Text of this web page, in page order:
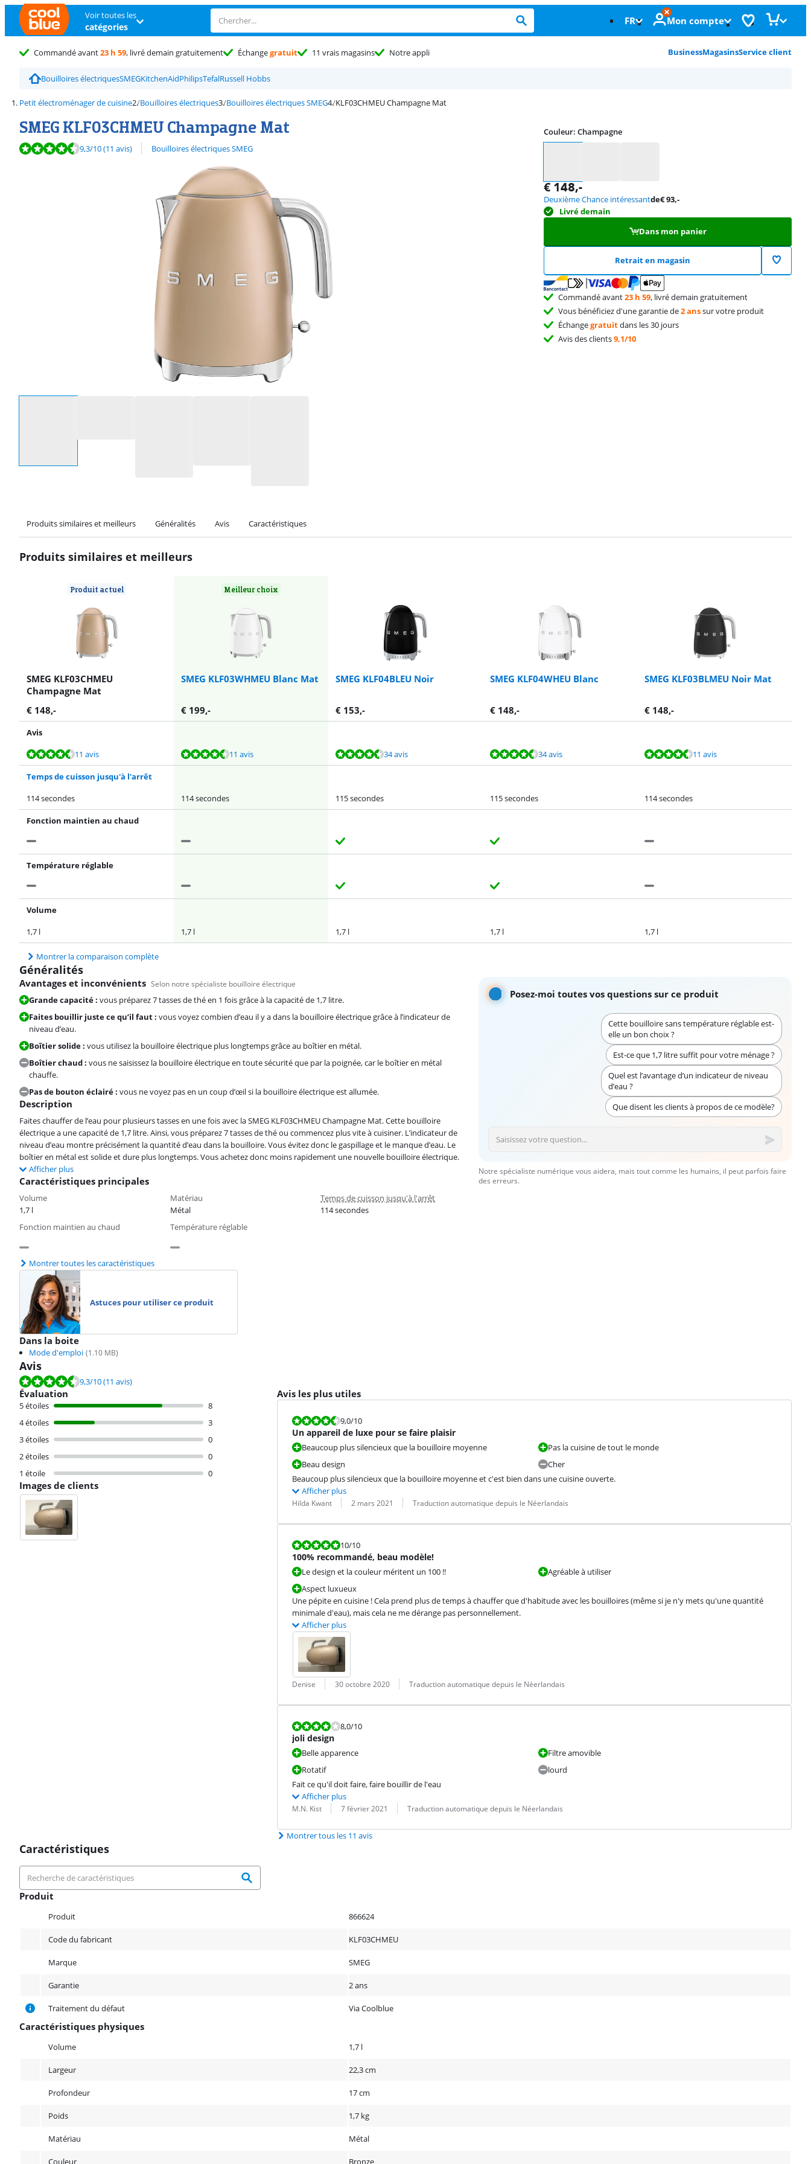
Voir toutes les
catégories FR Mon compte
Commandé avant23 h 59, livré demain gratuitement Échangegratuit 11 vrais magasins Notre appli BusinessMagasinsService client
Bouilloires électriquesSMEGKitchenAidPhilipsTefalRussell Hobbs
Petit électroménager de cuisine Bouilloires électriques Bouilloires électriques SMEG KLF03CHMEU Champagne Mat
SMEG KLF03CHMEU Champagne Mat
La note est de 9,3 sur 10, basée sur 11 avis.
9,3/10(11 avis)
Découvrez l'ensemble des Bouilloires électriques SMEG
Couleur:Champagne
€148,-
Deuxième Chance intéressantde€93,-
Livré demain
Dans mon panier
Retrait en magasin
Commandé avant23 h 59, livré demain gratuitement
Vous bénéficiez d'une garantie de2 anssur votre produit
Échangegratuitdans les 30 jours
Avis des clients9,1/10
Produits similaires et meilleurs Généralités Avis Caractéristiques
Produits similaires et meilleurs
Produit actuel
SMEG KLF03CHMEU
Champagne Mat
Meilleur choix
SMEG KLF03WHMEU Blanc Mat SMEG KLF04BLEU Noir SMEG KLF04WHEU Blanc SMEG KLF03BLMEU Noir Mat
€ 148,- € 199,- € 153,- € 148,- € 148,-
Avis
La note est de 9,3 sur 10, basée sur 11 avis.
11 avis
La note est de 9,3 sur 10, basée sur 11 avis. 11 avis
La note est de 9,4 sur 10, basée sur 34 avis. 34 avis
La note est de 9,4 sur 10, basée sur 34 avis. 34 avis
La note est de 9,3 sur 10, basée sur 11 avis. 11 avis
Temps de cuisson jusqu'à l'arrêt
114 secondes
114 secondes 115 secondes 115 secondes 114 secondes
Fonction maintien au chaud
Température réglable
Volume
1,7 l
1,7 l 1,7 l 1,7 l 1,7 l
Montrer la comparaison complète
Généralités
Posez-moi toutes vos questions sur ce produit
Cette bouilloire sans température réglable est-
elle un bon choix ?
Est-ce que 1,7 litre suffit pour votre ménage ?
Quel est l’avantage d’un indicateur de niveau
d’eau ?
Que disent les clients à propos de ce modèle?
Notre spécialiste numérique vous aidera, mais tout comme les humains, il peut parfois faire
des erreurs.
Avantages et inconvénients Selon notre spécialiste bouilloire électrique
Grande capacité : vous préparez 7 tasses de thé en 1 fois grâce à la capacité de 1,7 litre.
Faites bouillir juste ce qu’il faut : vous voyez combien d’eau il y a dans la bouilloire électrique grâce à l’indicateur de
niveau d’eau.
Boîtier solide : vous utilisez la bouilloire électrique plus longtemps grâce au boîtier en métal.
Boîtier chaud : vous ne saisissez la bouilloire électrique en toute sécurité que par la poignée, car le boîtier en métal
chauffe.
Pas de bouton éclairé : vous ne voyez pas en un coup d’œil si la bouilloire électrique est allumée.
Description
Faites chauffer de l’eau pour plusieurs tasses en une fois avec la SMEG KLF03CHMEU Champagne Mat. Cette bouilloire
électrique a une capacité de 1,7 litre. Ainsi, vous préparez 7 tasses de thé ou commencez plus vite à cuisiner. L’indicateur de
niveau d’eau montre précisément la quantité d’eau dans la bouilloire. Vous évitez donc le gaspillage et le manque d’eau. Le
boîtier en métal est solide et dure plus longtemps. Vous achetez donc moins rapidement une nouvelle bouilloire électrique.
Afficher plus
Caractéristiques principales
Volume
1,7 l
Matériau
Métal
Temps de cuisson jusqu'à l'arrêt
114 secondes
Fonction maintien au chaud
Température réglable
Montrer toutes les caractéristiques
Astuces pour utiliser ce produit
Dans la boite
Mode d'emploi (1.10 MB)
Avis
La note est de 9,3 sur 10, basée sur 11 avis.
9,3/10(11 avis)
Évaluation
5 étoiles
8
4 étoiles
3
3 étoiles
0
2 étoiles
0
1 étoile
0
Images de clients
Avis les plus utiles
La note est 9,0 sur 10.
9,0/10
Un appareil de luxe pour se faire plaisir
Beaucoup plus silencieux que la bouilloire moyenne
Beau design
Pas la cuisine de tout le monde
Cher
Beaucoup plus silencieux que la bouilloire moyenne et c'est bien dans une cuisine ouverte.
Afficher plus
Évaluation par :
Hilda Kwant
Date : 2 mars 2021
Traduction : Traduction automatique depuis le Néerlandais
La note est 10 sur 10.
10/10
100% recommandé, beau modèle!
Le design et la couleur méritent un 100 !!
Aspect luxueux
Agréable à utiliser
Une pépite en cuisine ! Cela prend plus de temps à chauffer que d'habitude avec les bouilloires (même si je n'y mets qu'une quantité
minimale d'eau), mais cela ne me dérange pas personnellement.
Afficher plus
Évaluation par :
Denise
Date : 30 octobre 2020
Traduction : Traduction automatique depuis le Néerlandais
La note est 8,0 sur 10.
8,0/10
joli design
Belle apparence
Rotatif
Filtre amovible
lourd
Fait ce qu'il doit faire, faire bouillir de l'eau
Afficher plus
Évaluation par :
M.N. Kist
Date : 7 février 2021
Traduction : Traduction automatique depuis le Néerlandais
Montrer tous les 11 avis
Caractéristiques
Produit
Produit 866624
Code du fabricant KLF03CHMEU
Marque SMEG
Garantie 2 ans
Traitement du défaut Via Coolblue
Caractéristiques physiques
Volume 1,7 l
Largeur 22,3 cm
Profondeur 17 cm
Poids 1,7 kg
Matériau Métal